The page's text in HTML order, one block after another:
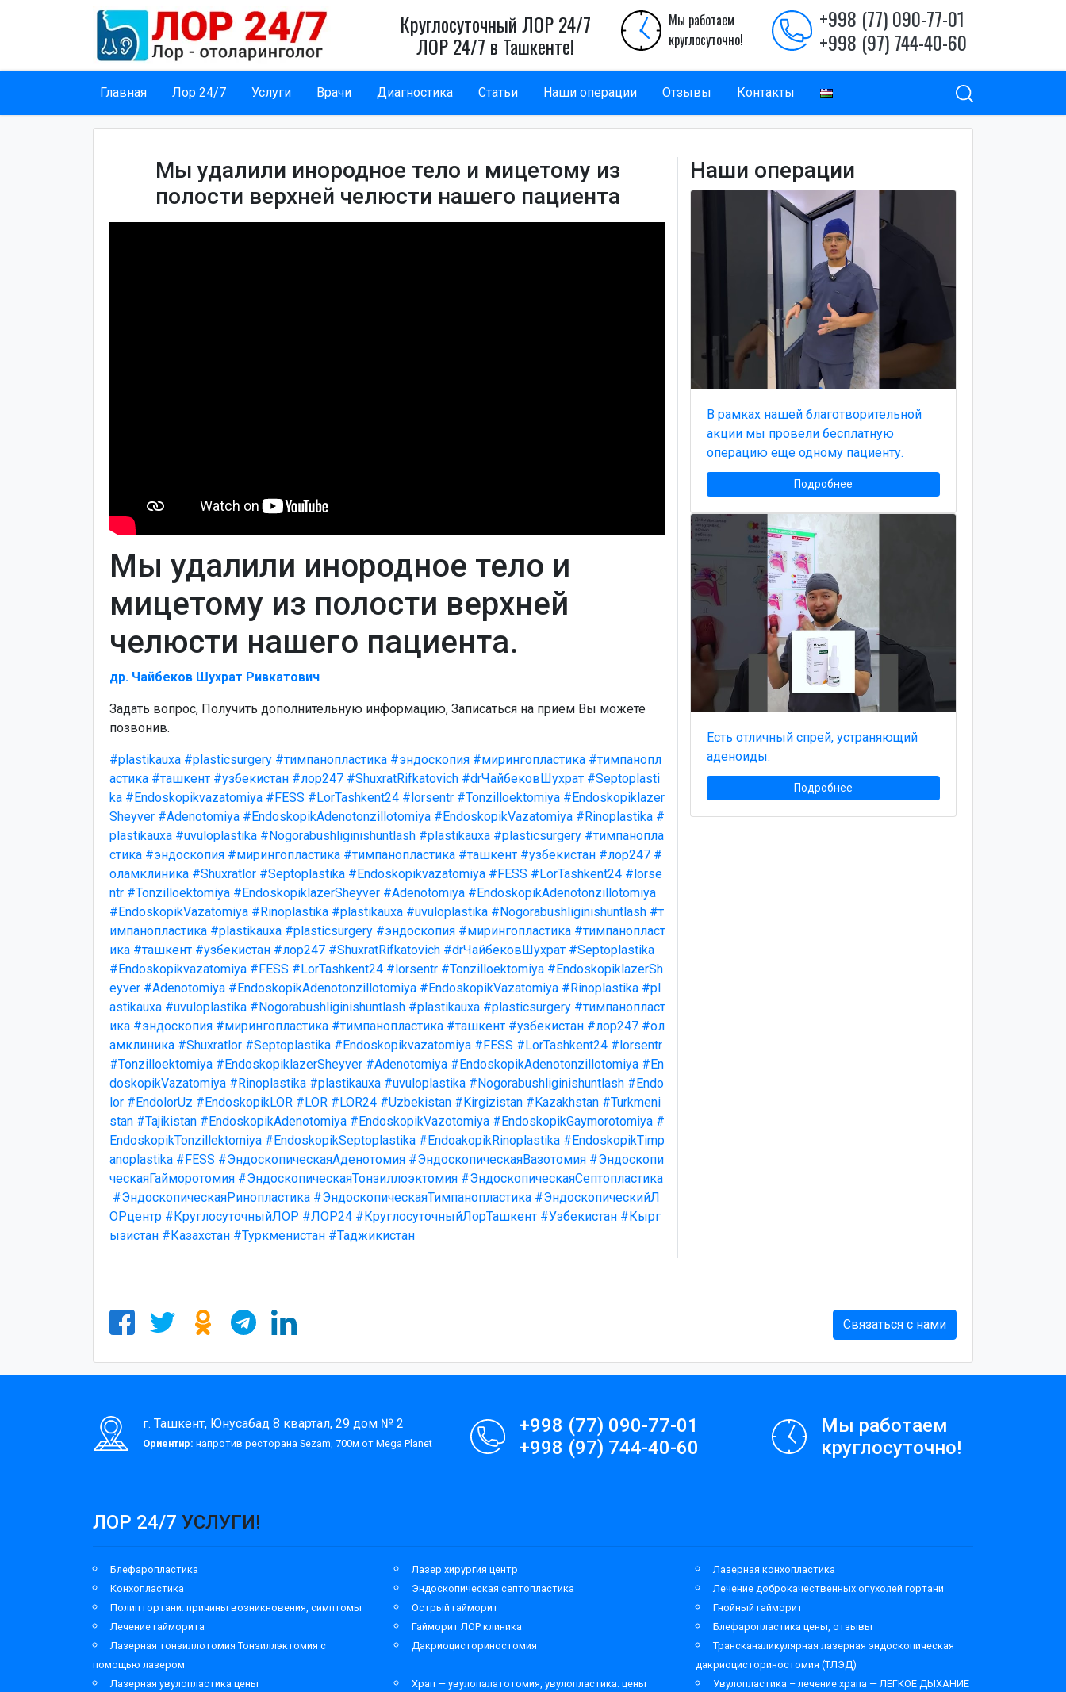
Круглосуточный ЛОР 24/7
ЛОР 24/7 в Ташкенте!
Мы работаем
круглосуточно!
+998 (77) 090-77-01
+998 (97) 744-40-60
Главная Лор 24/7 Услуги Врачи Диагностика Статьи Наши операции Отзывы Контакты
Мы удалили инородное тело и мицетому из
полости верхней челюсти нашего пациента
Мы удалили инородное тело и
мицетому из полости верхней
челюсти нашего пациента.
др. Чайбеков Шухрат Ривкатович
Задать вопрос, Получить дополнительную информацию, Записаться на прием Вы можете
позвонив.
#plastikauxa #plasticsurgery #тимпанопластика #эндоскопия #мирингопластика #тимпанопл
астика #ташкент #узбекистан #лор247 #ShuxratRifkatovich #drЧайбековШухрат #Septoplasti
ka #Endoskopikvazatomiya #FESS #LorTashkent24 #lorsentr #Tonzilloektomiya #Endoskopiklazer
Sheyver #Adenotomiya #EndoskopikAdenotonzillotomiya #EndoskopikVazatomiya #Rinoplastika #
plastikauxa #uvuloplastika #Nogorabushliginishuntlash #plastikauxa #plasticsurgery #тимпанопла
стика #эндоскопия #мирингопластика #тимпанопластика #ташкент #узбекистан #лор247 #
оламклиника #Shuxratlor #Septoplastika #Endoskopikvazatomiya #FESS #LorTashkent24 #lorse
ntr #Tonzilloektomiya #EndoskopiklazerSheyver #Adenotomiya #EndoskopikAdenotonzillotomiya
#EndoskopikVazatomiya #Rinoplastika #plastikauxa #uvuloplastika #Nogorabushliginishuntlash #т
импанопластика #plastikauxa #plasticsurgery #эндоскопия #мирингопластика #тимпанопласт
ика #ташкент #узбекистан #лор247 #ShuxratRifkatovich #drЧайбековШухрат #Septoplastika
#Endoskopikvazatomiya #FESS #LorTashkent24 #lorsentr #Tonzilloektomiya #EndoskopiklazerSh
eyver #Adenotomiya #EndoskopikAdenotonzillotomiya #EndoskopikVazatomiya #Rinoplastika #pl
astikauxa #uvuloplastika #Nogorabushliginishuntlash #plastikauxa #plasticsurgery #тимпанопласт
ика #эндоскопия #мирингопластика #тимпанопластика #ташкент #узбекистан #лор247 #ол
амклиника #Shuxratlor #Septoplastika #Endoskopikvazatomiya #FESS #LorTashkent24 #lorsentr
#Tonzilloektomiya #EndoskopiklazerSheyver #Adenotomiya #EndoskopikAdenotonzillotomiya #En
doskopikVazatomiya #Rinoplastika #plastikauxa #uvuloplastika #Nogorabushliginishuntlash #Endo
lor #EndolorUz #EndoskopikLOR #LOR #LOR24 #Uzbekistan #Kirgizistan #Kazakhstan #Turkmeni
stan #Tajikistan #EndoskopikAdenotomiya #EndoskopikVazotomiya #EndoskopikGaymorotomiya #
EndoskopikTonzillektomiya #EndoskopikSeptoplastika #EndoakopikRinoplastika #EndoskopikTimp
anoplastika #FESS #ЭндоскопическаяАденотомия #ЭндоскопическаяВазотомия #Эндоскопи
ческаяГайморотомия #ЭндоскопическаяТонзиллоэктомия #ЭндоскопическаяСептопластика
#ЭндоскопическаяРинопластика #ЭндоскопическаяТимпанопластика #ЭндоскопическийЛ
ОРцентр #КруглосуточныйЛОР #ЛОР24 #КруглосуточныйЛорТашкент #Узбекистан #Кырг
ызистан #Казахстан #Туркменистан #Таджикистан
Наши операции
В рамках нашей благотворительной
акции мы провели бесплатную
операцию еще одному пациенту.
Подробнее
Есть отличный спрей, устраняющий
аденоиды.
Подробнее
Связаться с нами
г. Ташкент, Юнусабад 8 квартал, 29 дом № 2
Ориентир: напротив ресторана Sezam, 700м от Mega Planet
+998 (77) 090-77-01
+998 (97) 744-40-60
Мы работаем
круглосуточно!
ЛОР 24/7 УСЛУГИ!
Блефаропластика Лазер хирургия центр
Лазерная конхопластика
Конхопластика
Эндоскопическая септопластика
Лечение доброкачественных опухолей гортани
Полип гортани: причины возникновения, симптомы
Острый гайморит
Гнойный гайморит
Лечение гайморита
Гайморит ЛОР клиника
Блефаропластика цены, отзывы
Лазерная тонзиллотомия Тонзиллэктомия с
помощью лазером
Дакриоцисториностомия
Трансканаликулярная лазерная эндоскопическая
дакриоцисториностомия (ТЛЭД)
Лазерная увулопластика цены
Храп — увулопалатотомия, увулопластика: цены
Увулопластика – лечение храпа — ЛЁГКОЕ ДЫХАНИЕ